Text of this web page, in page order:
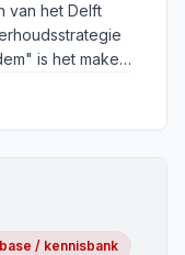
van het Delft
is het maken
optimale
Voor de input
/ kennisbank